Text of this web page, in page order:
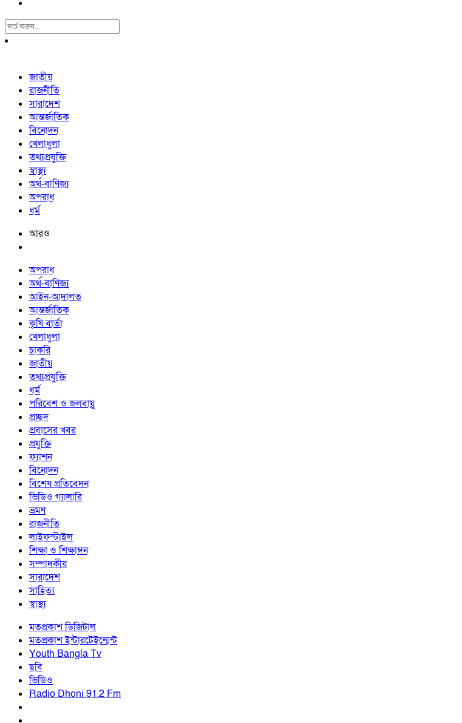
Search
For:
জাতীয়
রাজনীতি
সারাদেশ
আন্তর্জাতিক
বিনোদন
খেলাধুলা
তথ্যপ্রযুক্তি
স্বাস্থ্য
অর্থ-বাণিজ্য
অপরাধ
ধর্ম
আরও
অপরাধ
অর্থ-বাণিজ্য
আইন-আদালত
আন্তর্জাতিক
কৃষি বার্তা
খেলাধুলা
চাকরি
জাতীয়
তথ্যপ্রযুক্তি
ধর্ম
পরিবেশ ও জলবায়ু
প্রচ্ছদ
প্রবাসের খবর
প্রযুক্তি
ফ্যাশন
বিনোদন
বিশেষ প্রতিবেদন
ভিডিও গ্যালারি
ভ্রমণ
রাজনীতি
লাইফস্টাইল
শিক্ষা ও শিক্ষাঙ্গন
সম্পাদকীয়
সারাদেশ
সাহিত্য
স্বাস্থ্য
মতপ্রকাশ ডিজিটাল
মতপ্রকাশ ইন্টারটেইন্মেন্ট
Youth Bangla Tv
ছবি
ভিডিও
Radio Dhoni 91.2 Fm